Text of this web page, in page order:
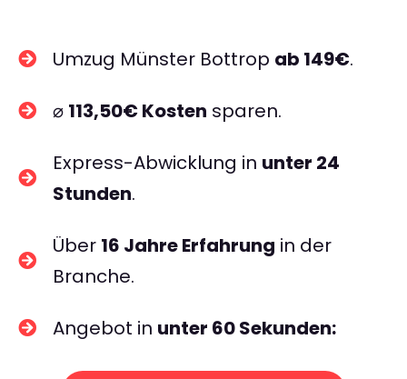
Umzug Münster Bottrop ab 149€.
⌀ 113,50€ Kosten sparen.
Express-Abwicklung in unter 24
Stunden.
Über 16 Jahre Erfahrung in der
Branche.
Angebot in unter 60 Sekunden: